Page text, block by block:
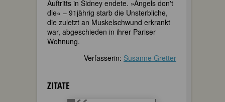
Auftritts in Sidney endete. »Angels don't
die« – 91jährig starb die Unsterbliche,
die zuletzt an Muskelschwund erkrankt
war, abgeschieden in ihrer Pariser
Wohnung.
Verfasserin: Susanne Gretter
ZITATE